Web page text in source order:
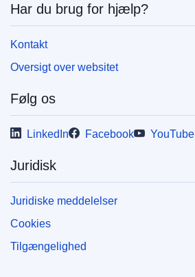
Har du brug for hjælp?
Kontakt
Oversigt over websitet
Følg os
LinkedIn Facebook YouTube
Juridisk
Juridiske meddelelser
Cookies
Tilgængelighed